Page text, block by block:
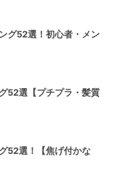
グ52選！初心者・メン
52選【プチプラ・髪質
52選！【焦げ付かな